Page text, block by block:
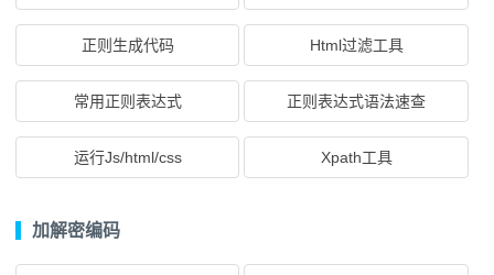
正则生成代码 Html过滤工具
常用正则表达式 正则表达式语法速查
运行Js/html/css Xpath工具
加解密编码